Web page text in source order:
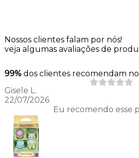
Nossos clientes falam por nós!
veja algumas avaliações de
99% dos clientes recomendam
Gisele L.
22/07/2026
Eu recomendo esse